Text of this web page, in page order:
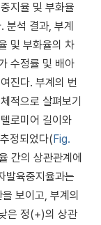
지율 및 부화율
분석 결과, 부계
및 부화율의 차
수정률 및 배아
진다. 부계의 번
적으로 살펴보기
로미어 길이와
정되었다(Fig.
간의 상관관계에
발육중지율과는
보이고, 부계의
은 정(+)의 상관